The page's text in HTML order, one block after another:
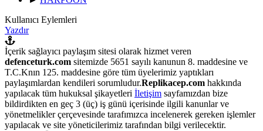
Kullanıcı Eylemleri
Yazdır
İçerik sağlayıcı paylaşım sitesi olarak hizmet veren
defenceturk.com sitemizde 5651 sayılı kanunun 8. maddesine ve
T.C.Knın 125. maddesine göre tüm üyelerimiz yaptıkları
paylaşımlardan kendileri sorumludur.Replikacep.com hakkında
yapılacak tüm hukuksal şikayetleri İletişim sayfamızdan bize
bildirdikten en geç 3 (üç) iş günü içerisinde ilgili kanunlar ve
yönetmelikler çerçevesinde tarafımızca incelenerek gereken işlemler
yapılacak ve site yöneticilerimiz tarafından bilgi verilecektir.